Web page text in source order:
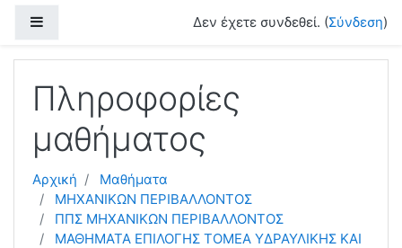
Δεν έχετε συνδεθεί. (Σύνδεση)
Πληροφορίες
μαθήματος
Αρχική
Μαθήματα
ΜΗΧΑΝΙΚΩΝ ΠΕΡΙΒΑΛΛΟΝΤΟΣ
ΠΠΣ ΜΗΧΑΝΙΚΩΝ ΠΕΡΙΒΑΛΛΟΝΤΟΣ
ΜΑΘΗΜΑΤΑ ΕΠΙΛΟΓΗΣ ΤΟΜΕΑ ΥΔΡΑΥΛΙΚΗΣ ΚΑΙ